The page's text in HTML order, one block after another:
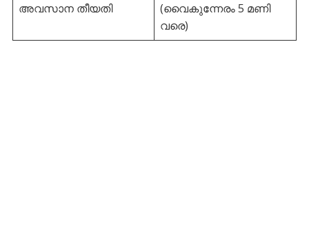
അവസാന തീയതി
(വൈകുന്നേരം 5 മണി
വരെ)